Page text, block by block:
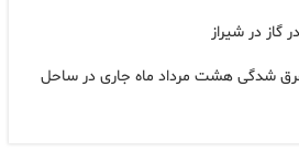
گاز در شیراز
شدگی هشت مرداد ماه جاری در ساحل